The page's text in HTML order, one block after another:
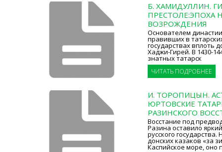
Б. ХАМИДУЛЛИН.
ПРЕСТОЛЕ:ЭПОХА
ВОЗРОЖДЕНИЯ
Основателем
правивших в
государствах вплоть
Хаджи-Гирей. В 1430-
знатных татарск
ЧИТАТЬ ПОДРОБНЕЕ
И. ТОРОПИЦЫН.
ЮРТОВСКИЕ
РАЗИНСКОГО
Восстание под
Разина оставило
русского
донских казаков «за
Каспийское море, оно